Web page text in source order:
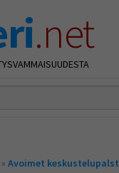
.net
» Avoimet